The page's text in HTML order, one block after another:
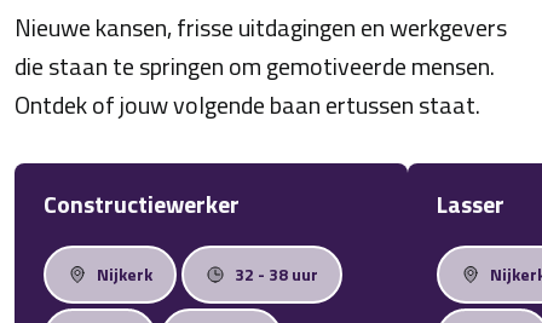
Nieuwe kansen, frisse uitdagingen en werkgevers
die staan te springen om gemotiveerde mensen.
Ontdek of jouw volgende baan ertussen staat.
Constructiewerker
Nijkerk 32 - 38 uur
Lasser